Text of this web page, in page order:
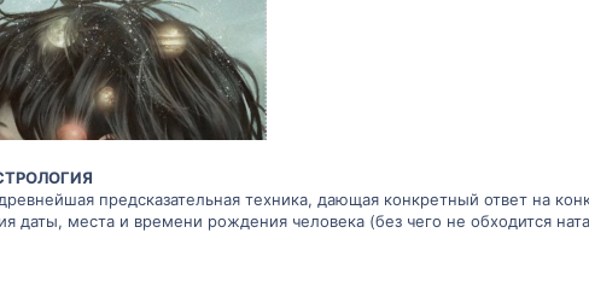
предсказательная техника, дающая конкретный ответ на
даты, места и времени рождения человека (без чего не обходится